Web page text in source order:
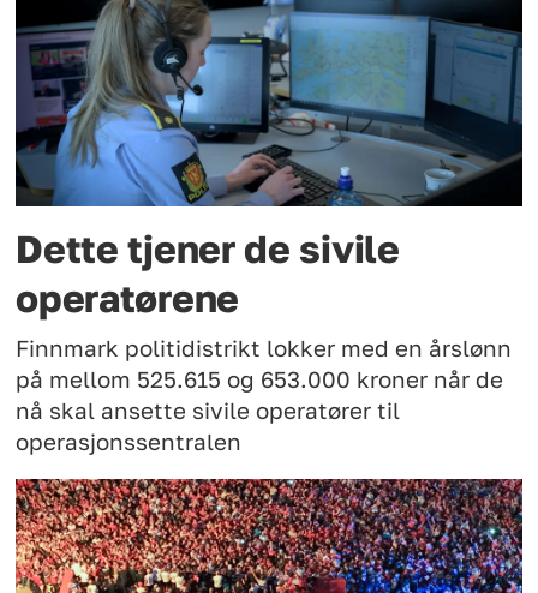
Dette tjener de sivile
operatørene
Finnmark politidistrikt lokker med en årslønn
på mellom 525.615 og 653.000 kroner når de
nå skal ansette sivile operatører til
operasjonssentralen